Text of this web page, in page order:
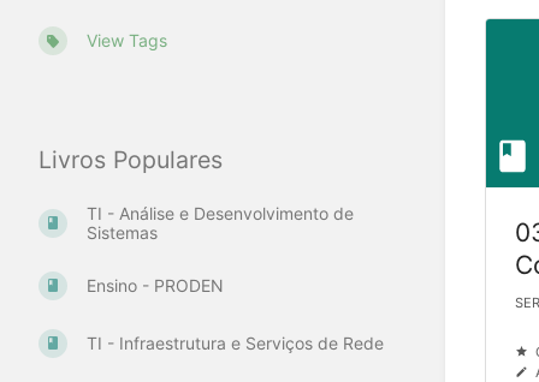
Livros Populares
TI - Análise e Desenvolvimento de
Sistemas
Ensino - PRODEN
TI - Infraestrutura e Serviços de Rede
View Tags